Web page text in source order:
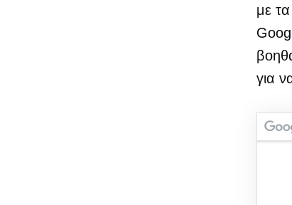
με
για